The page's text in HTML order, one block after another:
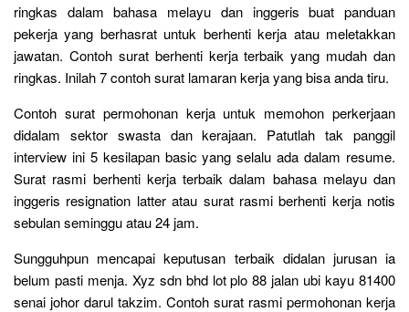
ringkas dalam bahasa melayu dan inggeris buat panduan
pekerja yang berhasrat untuk berhenti kerja atau meletakkan
jawatan. Contoh surat berhenti kerja terbaik yang mudah dan
ringkas. Inilah 7 contoh surat lamaran kerja yang bisa anda tiru.
Contoh surat permohonan kerja untuk memohon perkerjaan
didalam sektor swasta dan kerajaan. Patutlah tak panggil
interview ini 5 kesilapan basic yang selalu ada dalam resume.
Surat rasmi berhenti kerja terbaik dalam bahasa melayu dan
inggeris resignation latter atau surat rasmi berhenti kerja notis
sebulan seminggu atau 24 jam.
Sungguhpun mencapai keputusan terbaik didalan jurusan ia
belum pasti menja. Xyz sdn bhd lot plo 88 jalan ubi kayu 81400
senai johor darul takzim. Contoh surat rasmi permohonan kerja